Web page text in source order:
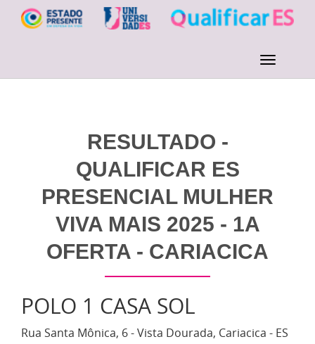
RESULTADO -
QUALIFICAR ES
PRESENCIAL MULHER
VIVA MAIS 2025 - 1A
OFERTA - CARIACICA
POLO 1 CASA SOL
Rua Santa Mônica, 6 - Vista Dourada, Cariacica - ES